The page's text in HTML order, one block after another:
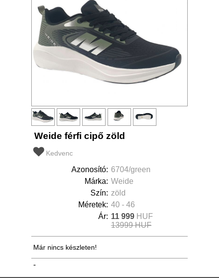
Weide férfi cipő zöld
Kedvenc
Azonosító: 6704/green
Márka: Weide
Szín: zöld
Méretek: 40 - 46
Ár: 11 999 HUF
13999 HUF
Már nincs készleten!
-